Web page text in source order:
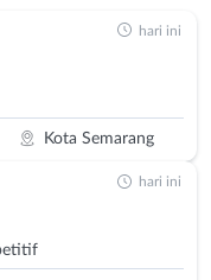
Kota Semarang
hari ini
hari ini